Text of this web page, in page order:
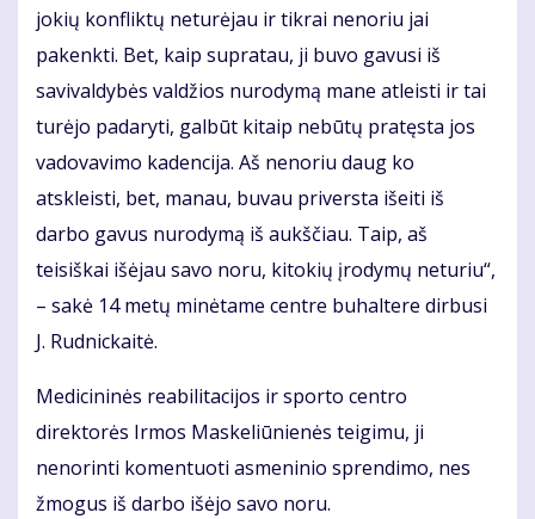
jokių konfliktų neturėjau ir tikrai nenoriu jai
pakenkti. Bet, kaip supratau, ji buvo gavusi iš
savivaldybės valdžios nurodymą mane atleisti ir tai
turėjo padaryti, galbūt kitaip nebūtų pratęsta jos
vadovavimo kadencija. Aš nenoriu daug ko
atskleisti, bet, manau, buvau priversta išeiti iš
darbo gavus nurodymą iš aukščiau. Taip, aš
teisiškai išėjau savo noru, kitokių įrodymų neturiu“,
– sakė 14 metų minėtame centre buhaltere dirbusi
J. Rudnickaitė.
Medicininės reabilitacijos ir sporto centro
direktorės Irmos Maskeliūnienės teigimu, ji
nenorinti komentuoti asmeninio sprendimo, nes
žmogus iš darbo išėjo savo noru.